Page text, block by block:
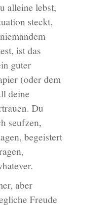
alleine lebst,
steckt,
ist das
guter
(oder dem
deine
Du
seufzen,
begeistert
aber
Freude